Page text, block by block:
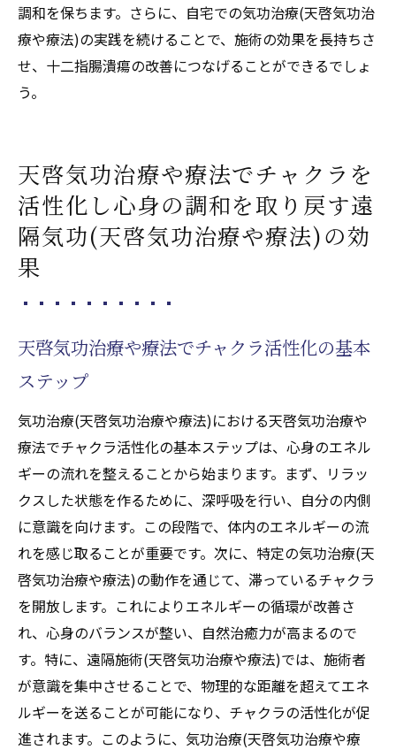
調和を保ちます。さらに、自宅での気功治療(天啓気功治
療や療法)の実践を続けることで、施術の効果を長持ちさ
せ、十二指腸潰瘍の改善につなげることができるでしょ
う。
天啓気功治療や療法でチャクラを
活性化し心身の調和を取り戻す遠
隔気功(天啓気功治療や療法)の効
果
天啓気功治療や療法でチャクラ活性化の基本
ステップ
気功治療(天啓気功治療や療法)における天啓気功治療や
療法でチャクラ活性化の基本ステップは、心身のエネル
ギーの流れを整えることから始まります。まず、リラッ
クスした状態を作るために、深呼吸を行い、自分の内側
に意識を向けます。この段階で、体内のエネルギーの流
れを感じ取ることが重要です。次に、特定の気功治療(天
啓気功治療や療法)の動作を通じて、滞っているチャクラ
を開放します。これによりエネルギーの循環が改善さ
れ、心身のバランスが整い、自然治癒力が高まるので
す。特に、遠隔施術(天啓気功治療や療法)では、施術者
が意識を集中させることで、物理的な距離を超えてエネ
ルギーを送ることが可能になり、チャクラの活性化が促
進されます。このように、気功治療(天啓気功治療や療